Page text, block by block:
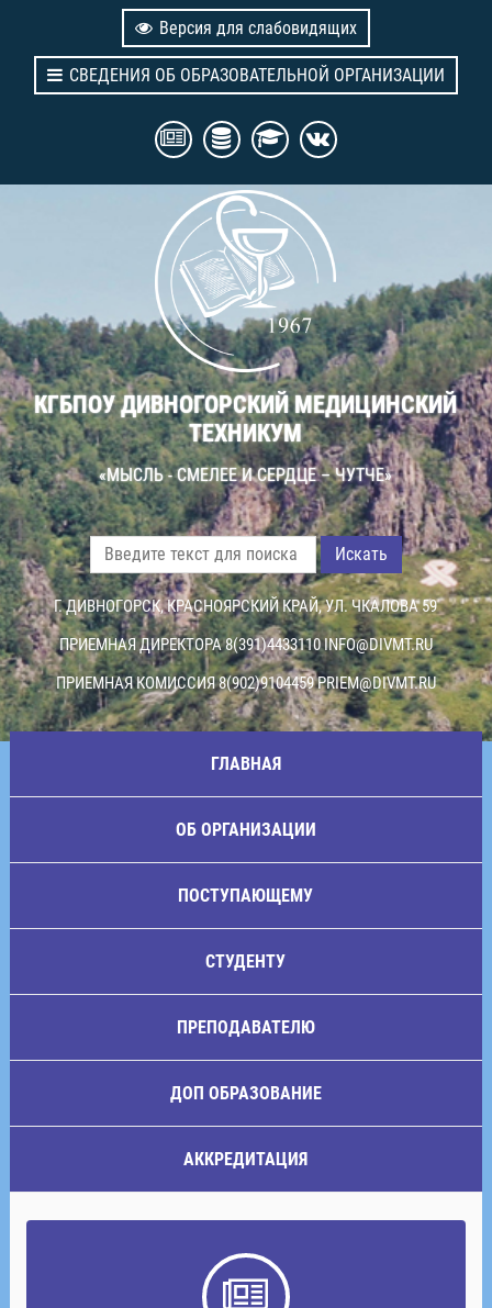
Версия для слабовидящих
СВЕДЕНИЯ ОБ ОБРАЗОВАТЕЛЬНОЙ ОРГАНИЗАЦИИ
КГБПОУ ДИВНОГОРСКИЙ МЕДИЦИНСКИЙ
ТЕХНИКУМ
«МЫСЛЬ - СМЕЛЕЕ И СЕРДЦЕ – ЧУТЧЕ»
Искать
Г. ДИВНОГОРСК, КРАСНОЯРСКИЙ КРАЙ, УЛ. ЧКАЛОВА 59
ПРИЕМНАЯ ДИРЕКТОРА 8(391)4433110INFO@DIVMT.RU
ПРИЕМНАЯ КОМИССИЯ 8(902)9104459PRIEM@DIVMT.RU
ГЛАВНАЯ
ОБ ОРГАНИЗАЦИИ
ПОСТУПАЮЩЕМУ
СТУДЕНТУ
ПРЕПОДАВАТЕЛЮ
ДОП ОБРАЗОВАНИЕ
АККРЕДИТАЦИЯ